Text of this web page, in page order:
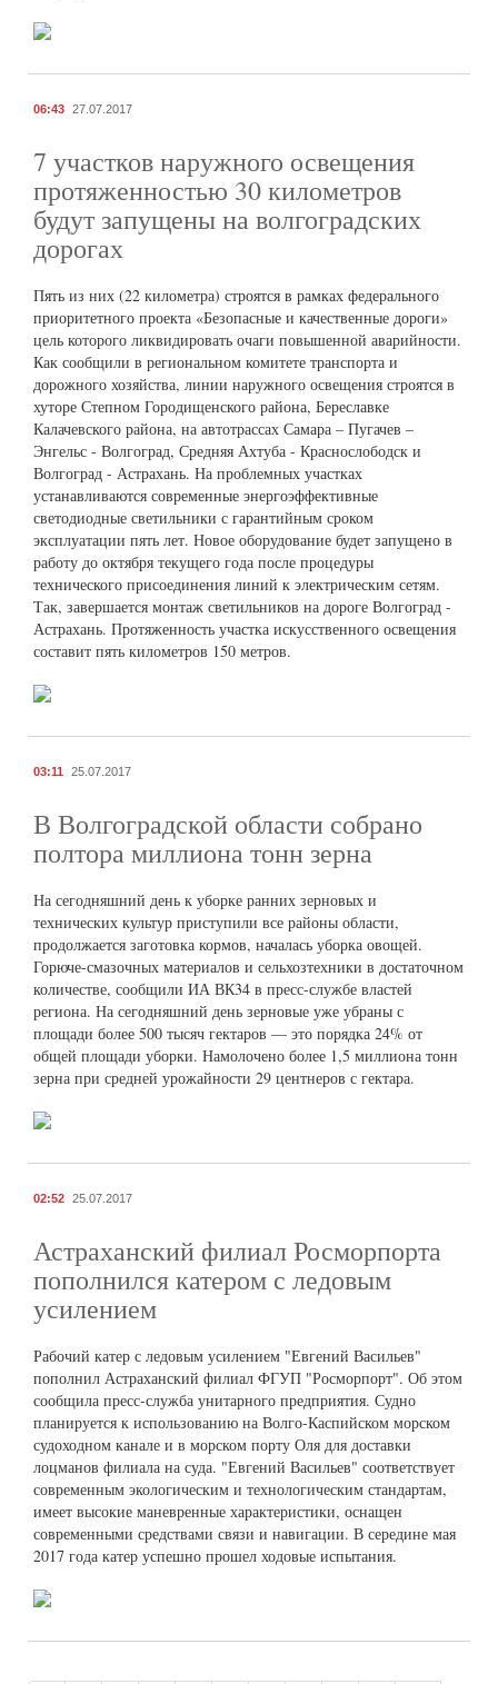
06:43 27.07.2017
7 участков наружного освещения
протяженностью 30 километров
будут запущены на волгоградских
дорогах
Пять из них (22 километра) строятся в рамках федерального
приоритетного проекта «Безопасные и качественные дороги»
цель которого ликвидировать очаги повышенной аварийности.
Как сообщили в региональном комитете транспорта и
дорожного хозяйства, линии наружного освещения строятся в
хуторе Степном Городищенского района, Береславке
Калачевского района, на автотрассах Самара – Пугачев –
Энгельс - Волгоград, Средняя Ахтуба - Краснослободск и
Волгоград - Астрахань. На проблемных участках
устанавливаются современные энергоэффективные
светодиодные светильники с гарантийным сроком
эксплуатации пять лет. Новое оборудование будет запущено в
работу до октября текущего года после процедуры
технического присоединения линий к электрическим сетям.
Так, завершается монтаж светильников на дороге Волгоград -
Астрахань. Протяженность участка искусственного освещения
составит пять километров 150 метров.
03:11 25.07.2017
В Волгоградской области собрано
полтора миллиона тонн зерна
На сегодняшний день к уборке ранних зерновых и
технических культур приступили все районы области,
продолжается заготовка кормов, началась уборка овощей.
Горюче-смазочных материалов и сельхозтехники в достаточном
количестве, сообщили ИА ВК34 в пресс-службе властей
региона. На сегодняшний день зерновые уже убраны с
площади более 500 тысяч гектаров — это порядка 24% от
общей площади уборки. Намолочено более 1,5 миллиона тонн
зерна при средней урожайности 29 центнеров с гектара.
02:52 25.07.2017
Астраханский филиал Росморпорта
пополнился катером с ледовым
усилением
Рабочий катер с ледовым усилением "Евгений Васильев"
пополнил Астраханский филиал ФГУП "Росморпорт". Об этом
сообщила пресс-служба унитарного предприятия. Судно
планируется к использованию на Волго-Каспийском морском
судоходном канале и в морском порту Оля для доставки
лоцманов филиала на суда. "Евгений Васильев" соответствует
современным экологическим и технологическим стандартам,
имеет высокие маневренные характеристики, оснащен
современными средствами связи и навигации. В середине мая
2017 года катер успешно прошел ходовые испытания.